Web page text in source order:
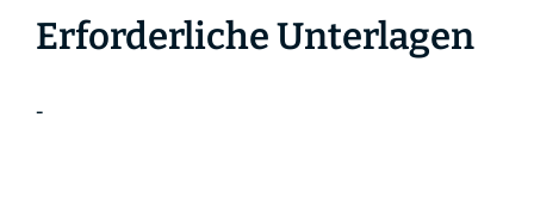
Erforderliche Unterlagen
-